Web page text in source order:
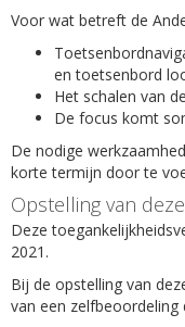
Voor wat betreft de
en toetsenbord
Het schalen van
De focus komt
De nodige
korte termijn door te
Opstelling van
Deze
2021.
Bij de opstelling van
van een